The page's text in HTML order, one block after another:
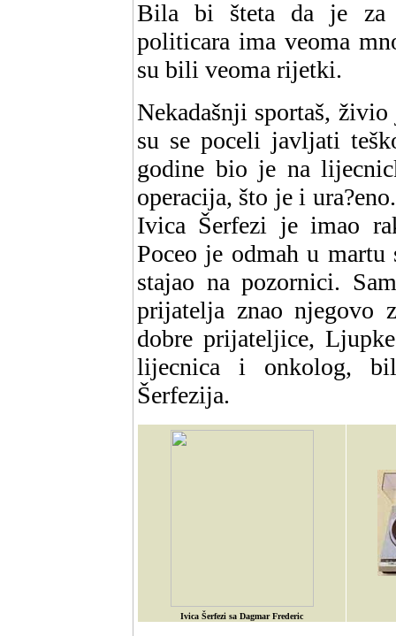
Bila bi šteta da je za
politicara ima veoma
su bili veoma rijetki.
Nekadašnji sportaš,
su se poceli javljati
godine bio je na
operacija, što je i
Ivica Šerfezi je imao
Poceo je odmah u
stajao na pozornici.
prijatelja znao njegovo
dobre prijateljice,
lijecnica i onkolog,
Šerfezija.
Ivica Šerfezi sa Dagmar Frederic